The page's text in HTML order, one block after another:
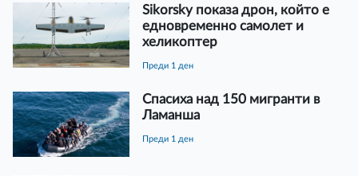
Sikorsky показа дрон, който е
едновременно самолет и
хеликоптер
преди 1 ден
Спасиха над 150 мигранти в
Ламанша
преди 1 ден